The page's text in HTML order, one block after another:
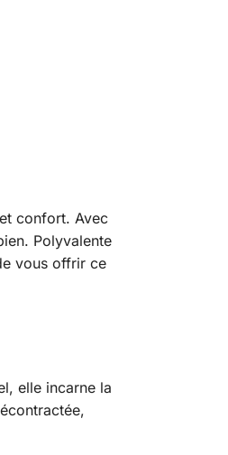
confort. Avec
Polyvalente
vous offrir ce
elle incarne la